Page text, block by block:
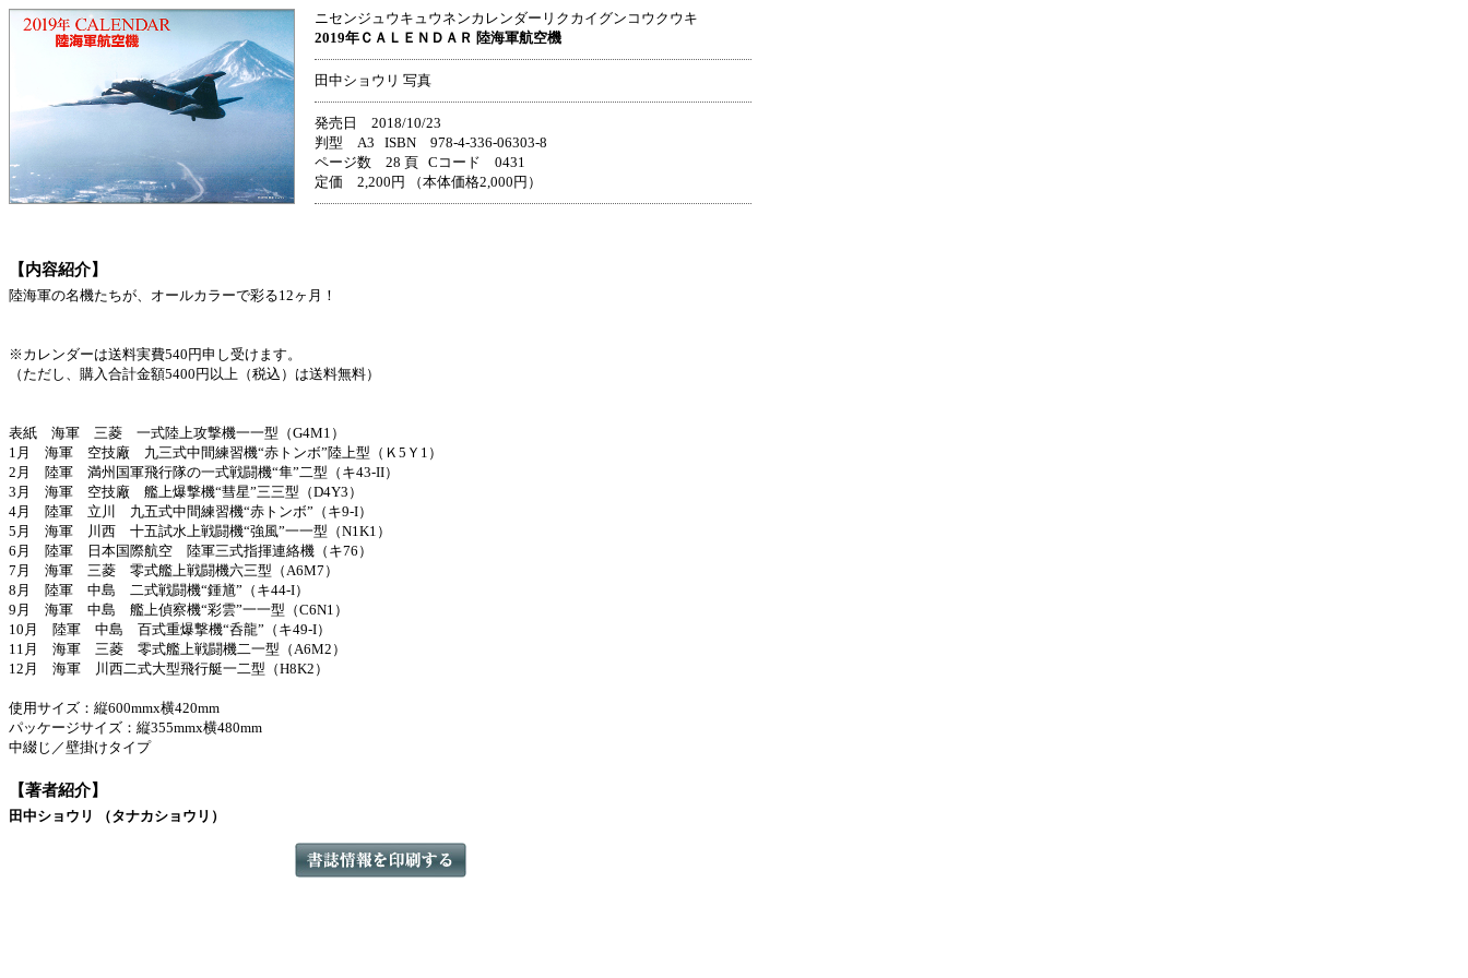
ニセンジュウキュウネンカレンダーリクカイグンコウクウキ
2019年ＣＡＬＥＮＤＡＲ 陸海軍航空機
田中ショウリ 写真
発売日 2018/10/23
判型 A3 ISBN 978-4-336-06303-8
ページ数 28 頁 Cコード 0431
定価 2,200円 （本体価格2,000円）
【内容紹介】
陸海軍の名機たちが、オールカラーで彩る12ヶ月！
※カレンダーは送料実費540円申し受けます。
（ただし、購入合計金額5400円以上（税込）は送料無料）
表紙 海軍 三菱 一式陸上攻撃機一一型（G4M1）
1月 海軍 空技廠 九三式中間練習機“赤トンボ”陸上型（Ｋ5Ｙ1）
2月 陸軍 満州国軍飛行隊の一式戦闘機“隼”二型（キ43-II）
3月 海軍 空技廠 艦上爆撃機“彗星”三三型（D4Y3）
4月 陸軍 立川 九五式中間練習機“赤トンボ”（キ9-I）
5月 海軍 川西 十五試水上戦闘機“強風”一一型（N1K1）
6月 陸軍 日本国際航空 陸軍三式指揮連絡機（キ76）
7月 海軍 三菱 零式艦上戦闘機六三型（A6M7）
8月 陸軍 中島 二式戦闘機“鍾馗”（キ44-I）
9月 海軍 中島 艦上偵察機“彩雲”一一型（C6N1）
10月 陸軍 中島 百式重爆撃機“呑龍”（キ49-I）
11月 海軍 三菱 零式艦上戦闘機二一型（A6M2）
12月 海軍 川西二式大型飛行艇一二型（H8K2）
使用サイズ：縦600mmx横420mm
パッケージサイズ：縦355mmx横480mm
中綴じ／壁掛けタイプ
【著者紹介】
田中ショウリ （タナカショウリ）